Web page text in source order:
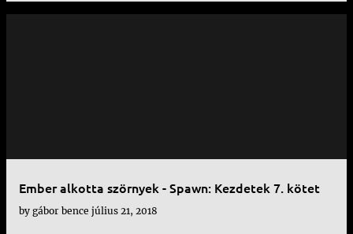
Ember alkotta szörnyek - Spawn: Kezdetek 7. kötet
by gábor bence július 21, 2018